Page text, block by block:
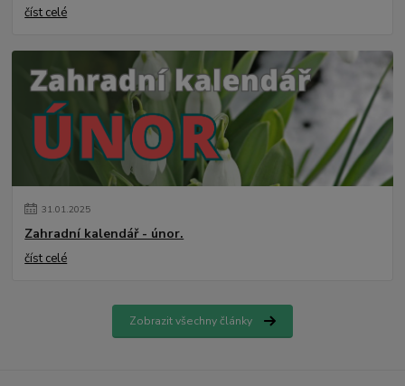
číst celé
31.01.2025
Zahradní kalendář - únor.
číst celé
Zobrazit všechny články